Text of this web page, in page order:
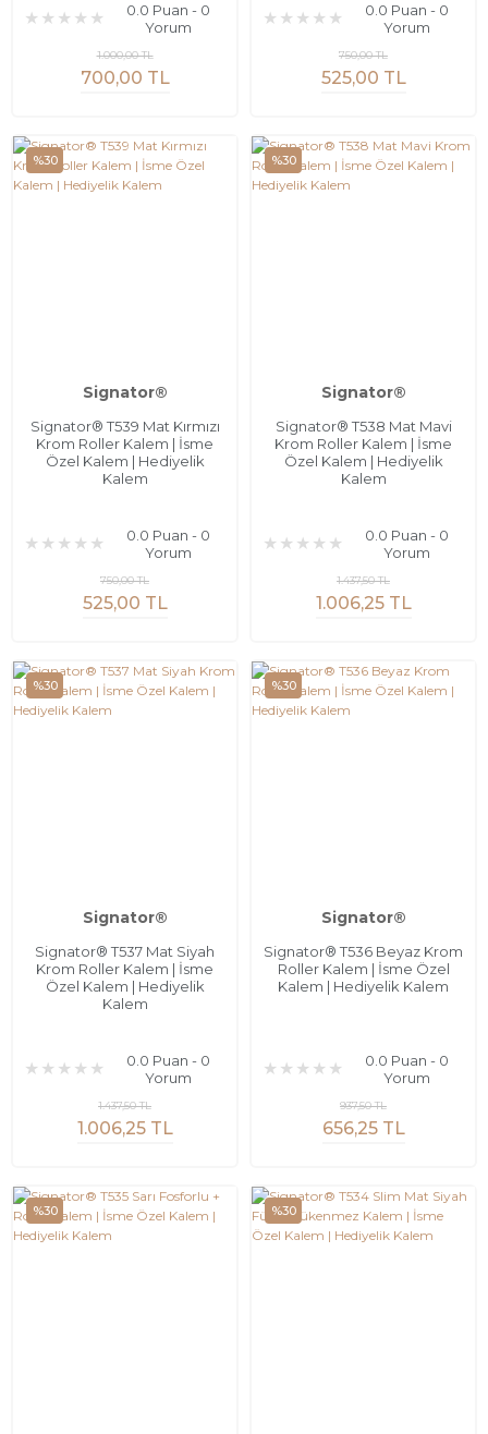
0.0 Puan - 0
Yorum
700,00 TL
1.000,00 TL
0.0 Puan - 0
Yorum
525,00 TL
750,00 TL
%30
Signator®
Signator® T539 Mat Kırmızı
Krom Roller Kalem | İsme
Özel Kalem | Hediyelik
Kalem
0.0 Puan - 0
Yorum
525,00 TL
750,00 TL
%30
Signator®
Signator® T538 Mat Mavi
Krom Roller Kalem | İsme
Özel Kalem | Hediyelik
Kalem
0.0 Puan - 0
Yorum
1.006,25 TL
1.437,50 TL
%30
Signator®
Signator® T537 Mat Siyah
Krom Roller Kalem | İsme
Özel Kalem | Hediyelik
Kalem
0.0 Puan - 0
Yorum
1.006,25 TL
1.437,50 TL
%30
Signator®
Signator® T536 Beyaz Krom
Roller Kalem | İsme Özel
Kalem | Hediyelik Kalem
0.0 Puan - 0
Yorum
656,25 TL
937,50 TL
%30 %30